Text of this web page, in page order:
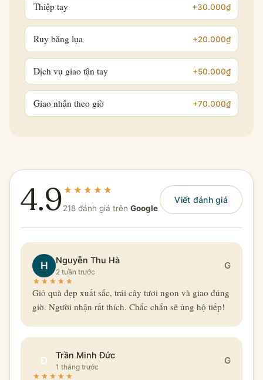
Thiệp tay +30.000₫
Ruy băng lụa +20.000₫
Dịch vụ giao tận tay +50.000₫
Giao nhận theo giờ +70.000₫
4.9218 đánh giá trên Google
Viết đánh giá
H Nguyễn Thu Hà
2 tuần trước
G
Giỏ quà đẹp xuất sắc, trái cây tươi ngon và giao đúng
giờ. Người nhận rất thích. Chắc chắn sẽ ủng hộ tiếp!
Đ Trần Minh Đức
1 tháng trước
G